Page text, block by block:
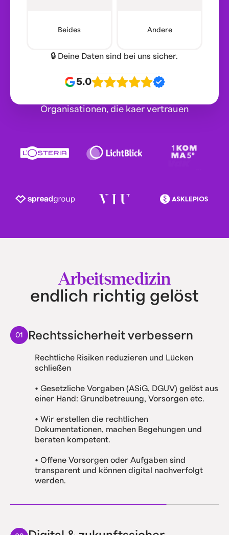
Beides Andere
🔒 Deine Daten sind bei uns sicher.
5.0
Organisationen, die kaer vertrauen
Arbeitsmedizin
endlich richtig gelöst
01 Rechtssicherheit verbessern
Rechtliche Risiken reduzieren und Lücken
schließen
• Gesetzliche Vorgaben (ASiG, DGUV) gelöst aus
einer Hand: Grundbetreuung, Vorsorgen etc.
• Wir erstellen die rechtlichen
Dokumentationen, machen Begehungen und
beraten kompetent.
• Offene Vorsorgen oder Aufgaben sind
transparent und können digital nachverfolgt
werden.